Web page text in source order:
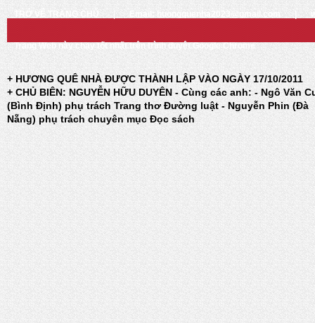
TRỞ VỀ TRANG CHỦ Email: huongquenha2023@gmail.com
Trang Web này chạy tốt nhất trên trình duyệt Google Chrome
+ HƯƠNG QUÊ NHÀ ĐƯỢC THÀNH LẬP VÀO NGÀY 17/10/2011
+ CHỦ BIÊN: NGUYỄN HỮU DUYÊN - Cùng các anh: - Ngô Văn
(Bình Định) phụ trách Trang thơ Đường luật - Nguyễn Phin (Đà
Nẵng) phụ trách chuyên mục Đọc sách